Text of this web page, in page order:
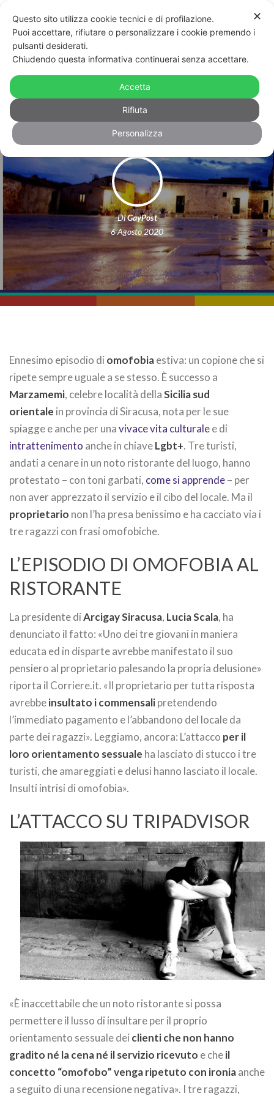
Omofobia al ristorante: si lamentano
del servizio, proprietario li insulta
DiGayPost
6 Agosto 2020
Ennesimo episodio di omofobiaestiva: un copione che si
ripete sempre uguale a se stesso. È successo a
Marzamemi, celebre località dellaSicilia sud
orientale in provincia di Siracusa, nota per le sue
spiagge e anche per unavivace vita culturalee di
intrattenimento anche in chiaveLgbt+. Tre turisti,
andati a cenare in un noto ristorante del luogo, hanno
protestato – con toni garbati, come si apprende– per
non aver apprezzato il servizio e il cibo del locale. Ma il
proprietario non l’ha presa benissimo e ha cacciato via i
tre ragazzi con frasi omofobiche.
L’EPISODIO DI OMOFOBIA AL
RISTORANTE
La presidente diArcigay Siracusa, Lucia Scala, ha
denunciato il fatto: «Uno dei tre giovani in maniera
educata ed in disparte avrebbe manifestato il suo
pensiero al proprietario palesando la propria delusione»
riporta il Corriere.it. «Il proprietario per tutta risposta
avrebbeinsultato i commensalipretendendo
l’immediato pagamento e l’abbandono del locale da
parte dei ragazzi». Leggiamo, ancora: L’attacco per il
loro orientamento sessuale ha lasciato di stucco i tre
turisti, che amareggiati e delusi hanno lasciato il locale.
Insulti intrisi di omofobia».
L’ATTACCO SU TRIPADVISOR
«È inaccettabile che un noto ristorante si possa
permettere il lusso di insultare per il proprio
orientamento sessuale dei clienti che non hanno
gradito né la cena né il servizio ricevuto e cheil
concetto “omofobo” venga ripetuto con ironiaanche
a seguito di una recensione negativa». I tre ragazzi,
✕
Questo sito utilizza cookie tecnici e di profilazione.
Puoi accettare, rifiutare o personalizzare i cookie premendo i
pulsanti desiderati.
Chiudendo questa informativa continuerai senza accettare.
Accetta
Rifiuta
Personalizza